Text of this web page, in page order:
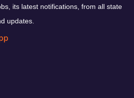
its latest notifications, from all state
updates.